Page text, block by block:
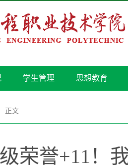
学生管理 思想教育
正文
荣誉+11！